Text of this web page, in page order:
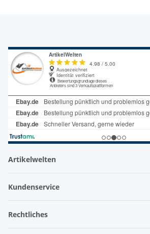
Artikelwelten
Kundenservice
Rechtliches